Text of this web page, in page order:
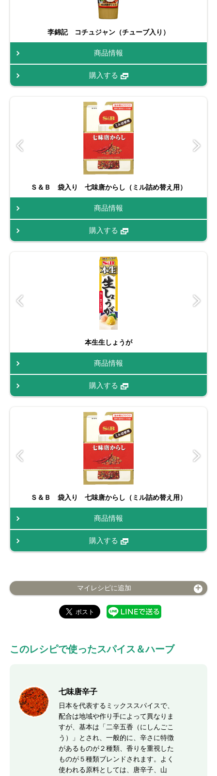
李錦記 コチュジャン（チューブ入り）
商品情報
購入する
Ｓ＆Ｂ 袋入り 七味唐からし（ミル詰め替え用）
商品情報
購入する
本生生しょうが
商品情報
購入する
Ｓ＆Ｂ 袋入り 七味唐からし（ミル詰め替え用）
商品情報
購入する
マイレシピに追加
このレシピで使ったスパイス＆ハーブ
七味唐辛子
日本を代表するミックススパイスで、
配合は地域や作り手によって異なりま
すが、基本は「二辛五香（にしんごこ
う）」とされ、一般的に、辛さに特徴
があるものが２種類、香りを重視した
ものが５種類ブレンドされます。よく
使われる原料としては、唐辛子、山